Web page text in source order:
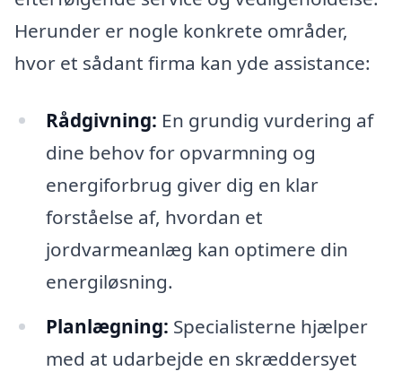
Herunder er nogle konkrete områder,
hvor et sådant firma kan yde assistance:
Rådgivning: En grundig vurdering af
dine behov for opvarmning og
energiforbrug giver dig en klar
forståelse af, hvordan et
jordvarmeanlæg kan optimere din
energiløsning.
Planlægning: Specialisterne hjælper
med at udarbejde en skræddersyet